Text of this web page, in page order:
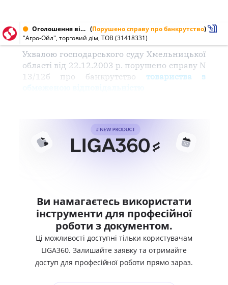
Оголошення від 07.02.2004 № 31418331 (Порушено справу про банкрутство)
"Агро-Ойл", торговий дім, ТОВ (31418331)
Ухвалою господарського суду Хмельницької
області від 22.12.2003 р. порушено справу N
13/12б про банкрутство товариства з
Ви намагаєтесь використати
інструменти для професійної
роботи з документом.
Ці можливості доступні тільки користувачам
LIGA360. Залишайте заявку та отримайте
доступ для професійної роботи прямо зараз.